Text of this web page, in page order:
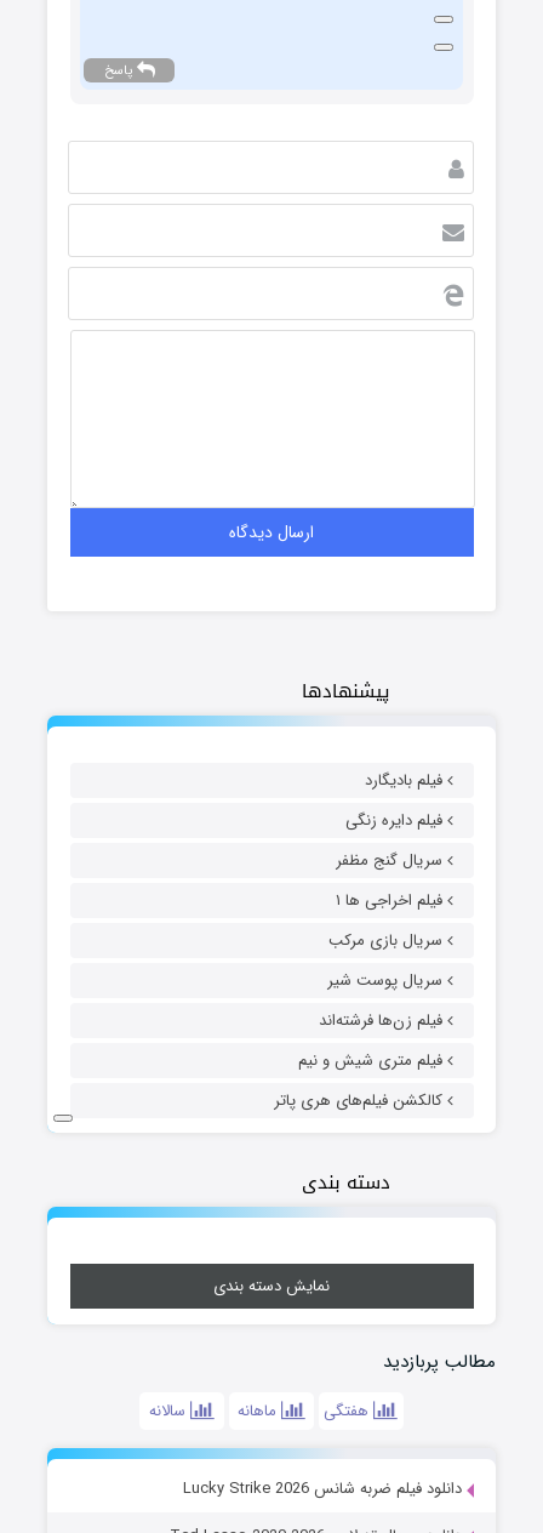
پیشنهادها
فیلم بادیگارد
فیلم دایره زنگی
سریال گنج مظفر
فیلم اخراجی ها ۱
سریال بازی مرکب
سریال پوست شیر
فیلم زن‌ها فرشته‌اند
فیلم متری شیش و نیم
کالکشن فیلم‌های هری پاتر
دسته بندی
نمایش دسته بندی
مطالب پربازدید
هفتگی ماهانه سالانه
دانلود فیلم ضربه شانس Lucky Strike 2026
پاسخ